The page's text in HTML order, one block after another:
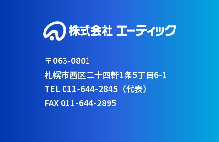
〒063-0801
札幌市西区二十四軒1条5丁目6-1
TEL 011-644-2845（代表）
FAX 011-644-2895